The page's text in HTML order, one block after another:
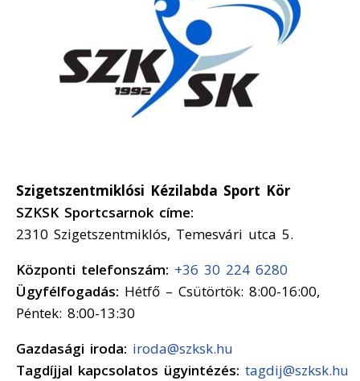
Szigetszentmiklósi Kézilabda Sport Kör
SZKSK Sportcsarnok címe:
2310 Szigetszentmiklós, Temesvári utca 5.
Központi telefonszám: +36 30 224 6280
Ügyfélfogadás: Hétfő – Csütörtök: 8:00-16:00,
Péntek: 8:00-13:30
Gazdasági iroda: iroda@szksk.hu
Tagdíjjal kapcsolatos ügyintézés: tagdij@szksk.hu